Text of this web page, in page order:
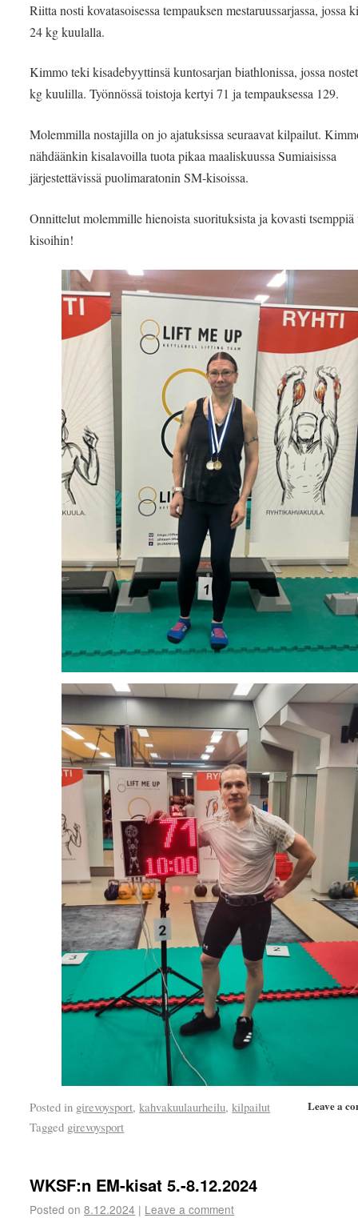
Riitta nosti kovatasoisessa tempauksen mestaruussarjassa, jossa
24 kg kuulalla.
Kimmo teki kisadebyyttinsä kuntosarjan biathlonissa, jossa
kg kuulilla. Työnnössä toistoja kertyi 71 ja tempauksessa 129.
Molemmilla nostajilla on jo ajatuksissa seuraavat kilpailut.
nähdäänkin kisalavoilla tuota pikaa maaliskuussa Sumiaisissa
järjestettävissä puolimaratonin SM-kisoissa.
Onnittelut molemmille hienoista suorituksista ja kovasti
kisoihin!
Leave a
Posted in girevoysport,kahvakuulaurheilu,kilpailut
Tagged girevoysport
WKSF:n EM-kisat 5.-8.12.2024
Posted on 8.12.2024 | Leave a comment